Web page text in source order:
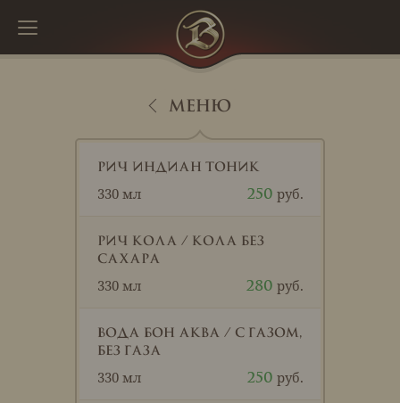
меню
Рич индиан тоник
330 мл 250
Рич кола / кола без
сахара
330 мл 280
Вода Бон Аква / с газом,
без газа
330 мл 250
О РЕСТОРАНЕ
О ПИВОВАРНЕ
ГАЛЕРЕЯ
ОСНОВНОЕ МЕНЮ
КАРТА БАРА
ЛЕТНЕЕ МЕНЮ
ДЕТСКОЕ МЕНЮ
НОВОСТИ
ДЛЯ ДЕТЕЙ